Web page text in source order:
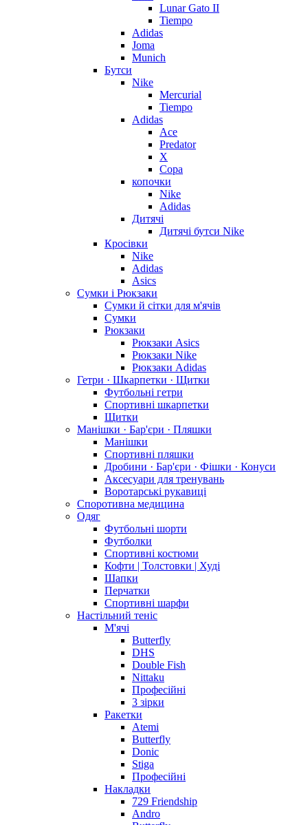
Lunar Gato II
Tiempo
Adidas
Joma
Munich
Бутси
Nike
Mercurial
Tiempo
Adidas
Ace
Predator
X
Copa
копочки
Nike
Adidas
Дитячі
Дитячі бутси Nike
Кросівки
Nike
Adidas
Asics
Сумки і Рюкзаки
Сумки й сітки для м'ячів
Сумки
Рюкзаки
Рюкзаки Asics
Рюкзаки Nike
Рюкзаки Adidas
Гетри · Шкарпетки · Щитки
Футбольні гетри
Спортивні шкарпетки
Щитки
Манішки · Бар'єри · Пляшки
Манішки
Спортивні пляшки
Дробини · Бар'єри · Фішки · Конуси
Аксесуари для тренувань
Воротарські рукавиці
Споротивна медицина
Одяг
Футбольні шорти
Футболки
Спортивні костюми
Кофти | Толстовки | Худі
Шапки
Перчатки
Спортивні шарфи
Настільний теніс
М'ячі
Butterfly
DHS
Double Fish
Nittaku
Професійні
3 зірки
Ракетки
Atemi
Butterfly
Donic
Stiga
Професійні
Накладки
729 Friendship
Andro